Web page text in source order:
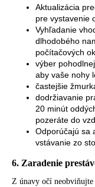
Aktualizácia
pre vystavenie
Vyhľadanie
dlhodobého
počítačových
výber
aby vaše nohy
častejšie
dodržiavanie
20 minút
pozeráte do
Odporúčajú sa
vstávanie zo
6. Zaradenie
Z únavy očí